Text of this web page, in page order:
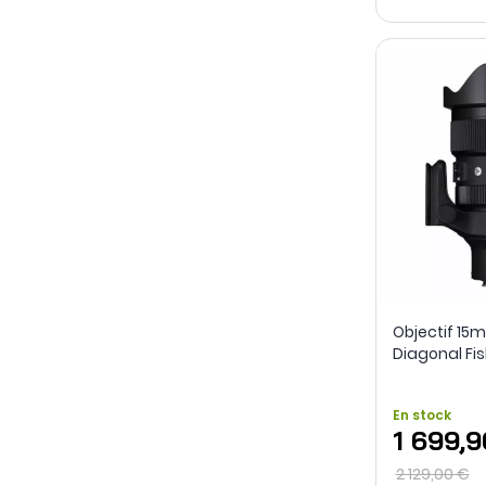
Objectif
Diagonal
En stock
1
2 129,00 €